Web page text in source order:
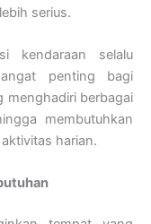
serius.
kendaraan selalu
penting bagi
menghadiri berbagai
membutuhkan
harian.